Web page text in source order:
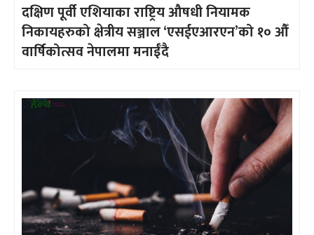
दक्षिण पूर्वी एशियाका राष्ट्रिय औषधी नियामक
निकायहरुको क्षेत्रीय सञ्जाल ‘एसईएआरएन’को १० औँ
वार्षिकोत्सव नेपालमा मनाईँदै